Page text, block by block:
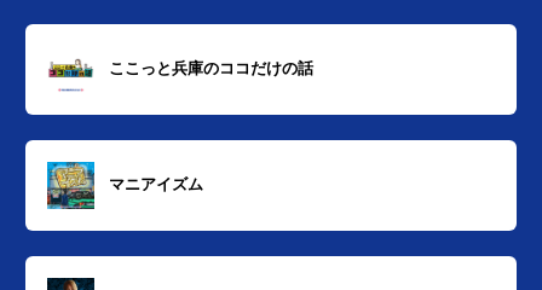
ここっと兵庫のココだけの話
マニアイズム